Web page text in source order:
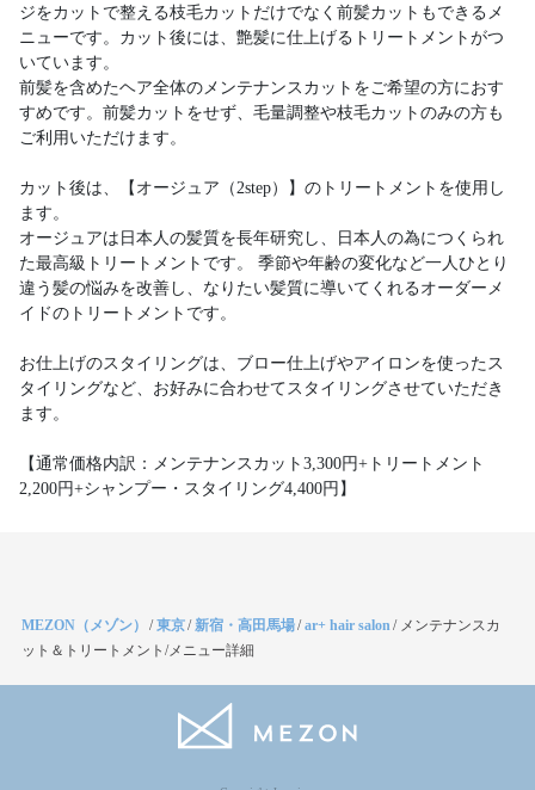
ジをカットで整える枝毛カットだけでなく前髪カットもできるメ
ニューです。カット後には、艶髪に仕上げるトリートメントがつ
いています。
前髪を含めたヘア全体のメンテナンスカットをご希望の方におす
すめです。前髪カットをせず、毛量調整や枝毛カットのみの方も
ご利用いただけます。
カット後は、【オージュア（2step）】のトリートメントを使用し
ます。
オージュアは日本人の髪質を長年研究し、日本人の為につくられ
た最高級トリートメントです。 季節や年齢の変化など一人ひとり
違う髪の悩みを改善し、なりたい髪質に導いてくれるオーダーメ
イドのトリートメントです。
お仕上げのスタイリングは、ブロー仕上げやアイロンを使ったス
タイリングなど、お好みに合わせてスタイリングさせていただき
ます。
【通常価格内訳：メンテナンスカット3,300円+トリートメント
2,200円+シャンプー・スタイリング4,400円】
MEZON（メゾン） /東京/新宿・高田馬場/ar+ hair salon/ メンテナンスカ
ット＆トリートメント/メニュー詳細